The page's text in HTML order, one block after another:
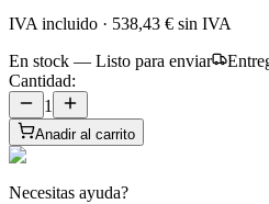
IVA incluido · 538,43 € sin IVA
En stock — Listo para enviar
Cantidad:
1
Anadir al carrito
Necesitas ayuda?